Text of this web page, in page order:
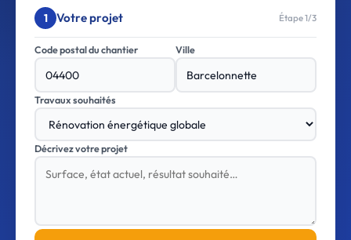
1 Votre projet Étape 1/3
Code postal du chantier Ville
Travaux souhaités
Décrivez votre projet